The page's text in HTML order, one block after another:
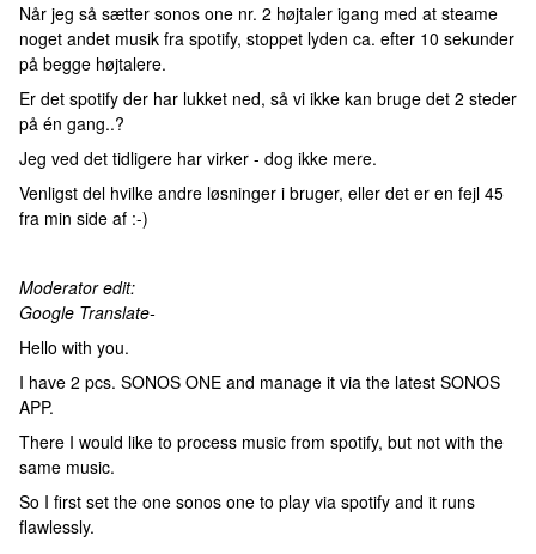
Når jeg så sætter sonos one nr. 2 højtaler igang med at steame
noget andet musik fra spotify, stoppet lyden ca. efter 10 sekunder
på begge højtalere.
Er det spotify der har lukket ned, så vi ikke kan bruge det 2 steder
på én gang..?
Jeg ved det tidligere har virker - dog ikke mere.
Venligst del hvilke andre løsninger i bruger, eller det er en fejl 45
fra min side af :-)
Moderator edit:
Google Translate-
Hello with you.
I have 2 pcs. SONOS ONE and manage it via the latest SONOS
APP.
There I would like to process music from spotify, but not with the
same music.
So I first set the one sonos one to play via spotify and it runs
flawlessly.